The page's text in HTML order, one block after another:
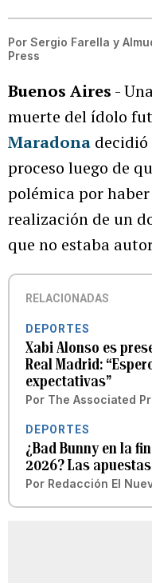
Por Sergio Farella y
Press
Buenos Aires -
muerte del ídolo
Maradona
proceso luego de
polémica por
realización de un
que no estaba
RELACIONADAS
DEPORTES
Xabi Alonso es
Real Madrid:
expectativas”
Por The Associated
DEPORTES
¿Bad Bunny en la
2026? Las
Por Redacción El